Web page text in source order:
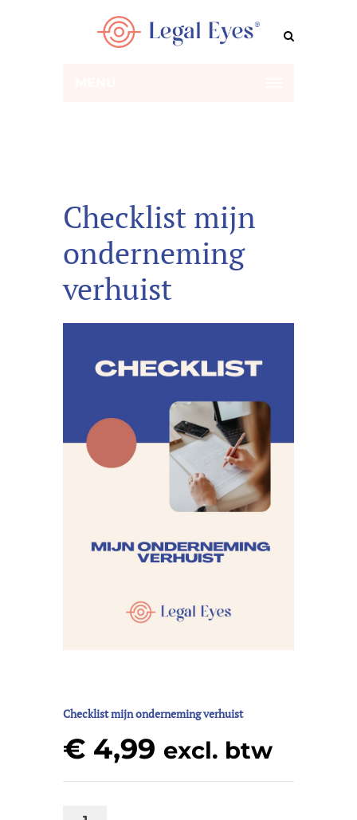
Checklist mijn
onderneming
verhuist
Checklist mijn onderneming verhuist
€ 4,99 excl. btw
Checklist